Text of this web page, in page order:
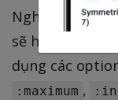
Nghe có vẻ
sẽ hạn chế độ
dụng các
:maximum , :in